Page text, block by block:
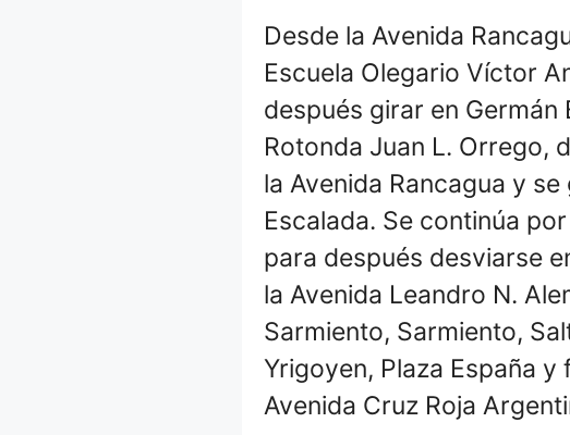
Desde la Avenida
Escuela Olegario Víctor
después girar en Germán
Rotonda Juan L. Orrego,
la Avenida Rancagua y
Escalada. Se continúa
para después desviarse
la Avenida Leandro N.
Sarmiento, Sarmiento,
Yrigoyen, Plaza España
Avenida Cruz Roja